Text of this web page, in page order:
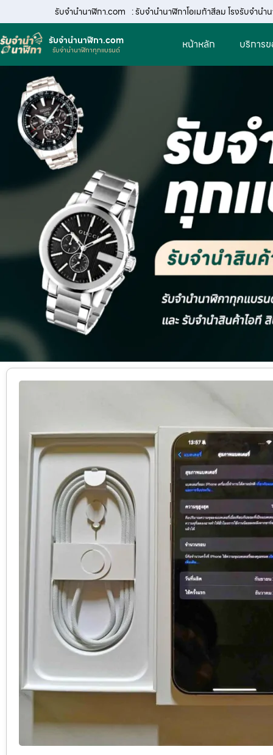
รับจํานํานาฬิกา.com : รับจำนำนาฬิกาโอเมก้าสีลม โรงรับจำน
รับจํานํานาฬิกา.com
รับจำนำนาฬิกาทุกแบรนด์ หน้าหลัก บริการข